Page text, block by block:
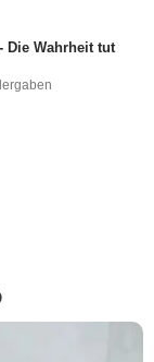
Die Wahrheit tut